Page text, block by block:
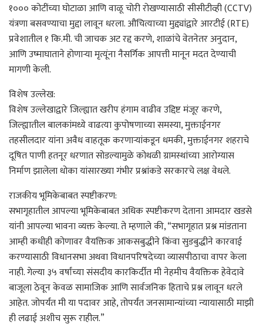
१००० कोटींच्या घोटाळा आणि वाळू चोरी रोखण्यासाठी सीसीटीव्ही (CCTV)
यंत्रणा बसवण्याचा मुद्दा लावून धरला. औचित्याच्या मुद्द्यांद्वारे आरटीई (RTE)
प्रवेशातील १ कि.मी. ची जाचक अट रद्द करणे, शाळांचे वेतनेतर अनुदान,
आणि उष्माघाताने होणाऱ्या मृत्यूंना नैसर्गिक आपत्ती मानून मदत देण्याची
मागणी केली.
विशेष उल्लेख:
विशेष उल्लेखाद्वारे जिल्ह्यात खरीप हंगाम वाढीव उद्दिष्ट मंजूर करणे,
जिल्ह्यातील बालकांमध्ये वाढत्या कुपोषणाच्या समस्या, मुक्ताईनगर
तहसीलदार यांना अवैध वाहतूक करणाऱ्यांकडून धमकी, मुक्ताईनगर शहराचे
दूषित पाणी हतनूर धरणात सोडल्यामुळे कोथळी ग्रामस्थांच्या आरोग्यास
निर्माण झालेला धोका यांसारख्या गंभीर प्रश्नांकडे सरकारचे लक्ष वेधले.
राजकीय भूमिकेबाबत स्पष्टीकरण:
सभागृहातील आपल्या भूमिकेबाबत अधिक स्पष्टीकरण देताना आमदार खडसे
यांनी आपल्या भावना व्यक्त केल्या. ते म्हणाले की, “सभागृहात प्रश्न मांडताना
आम्ही कधीही कोणावर वैयक्तिक आकसबुद्धीने किंवा सुडबुद्धीने कारवाई
करण्यासाठी विधानसभा अथवा विधानपरिषदेच्या व्यासपीठाचा वापर केला
नाही. गेल्या ३५ वर्षांच्या संसदीय कारकिर्दीत मी नेहमीच वैयक्तिक हेवेदावे
बाजूला ठेवून केवळ सामाजिक आणि सार्वजनिक हिताचे प्रश्न लावून धरले
आहेत. जोपर्यंत मी या पदावर आहे, तोपर्यंत जनसामान्यांच्या न्यायासाठी माझी
ही लढाई अशीच सुरू राहील.”